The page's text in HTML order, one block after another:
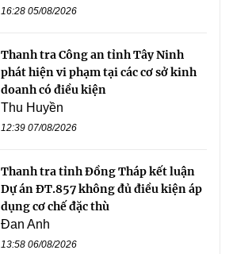
16:28 05/08/2026
Thanh tra Công an tỉnh Tây Ninh
phát hiện vi phạm tại các cơ sở kinh
doanh có điều kiện
Thu Huyền
12:39 07/08/2026
Thanh tra tỉnh Đồng Tháp kết luận
Dự án ĐT.857 không đủ điều kiện áp
dụng cơ chế đặc thù
Đan Anh
13:58 06/08/2026